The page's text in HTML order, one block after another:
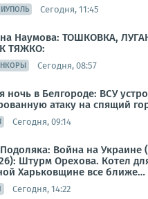
Сегодня, 11:45
Наумова: ТОШКОВКА,
ТЯЖКО:
Сегодня, 08:57
ночь в Белгороде: ВСУ
атаку на спящий
Сегодня, 09:14
Война на Украине
Штурм Орехова. Котел
Харьковщине все ближе…
Сегодня, 14:22